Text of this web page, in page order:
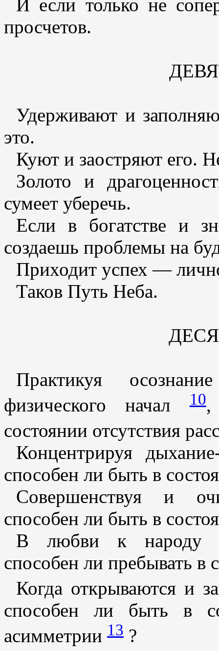
И если только не
просчетов.
Удерживают и
это.
Куют и заостряют его.
Золото и
сумеет уберечь.
Если в богатстве и
создаешь проблемы на
Приходит успех —
Таков Путь Неба.
Практикуя
физического начал10,
состоянии отсутствия
Концентрируя
способен ли быть в
Совершенствуя и
способен ли быть в
В любви к народу и
способен ли пребывать в
Когда открываются и
способен ли быть в
асимметрии 13 ?